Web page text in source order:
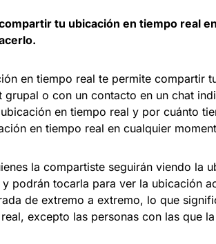
tu ubicación en tiempo real
en tiempo real te permite compartir
grupal o con un contacto en un chat
en tiempo real y por cuánto
en tiempo real en cualquier
la compartiste seguirán viendo la
podrán tocarla para ver la ubicación
de extremo a extremo, lo que
excepto las personas con las que